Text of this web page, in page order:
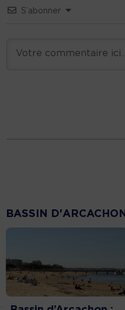
S’abonner
BASSIN D'ARCACHON